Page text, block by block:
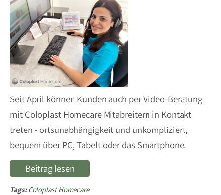
Seit April können Kunden auch per Video-Beratung
mit Coloplast Homecare Mitabreitern in Kontakt
treten - ortsunabhängigkeit und unkompliziert,
bequem über PC, Tabelt oder das Smartphone.
Beitrag lesen
Tags:Coloplast Homecare